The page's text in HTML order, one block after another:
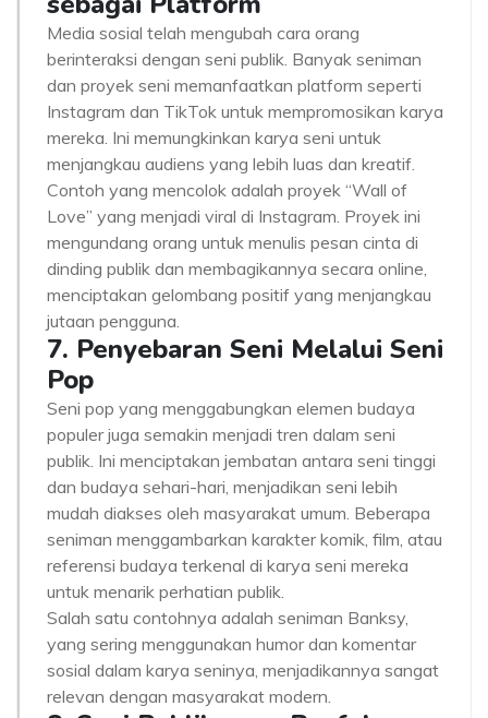
Media sosial telah mengubah cara orang
berinteraksi dengan seni publik. Banyak seniman
dan proyek seni memanfaatkan platform seperti
Instagram dan TikTok untuk mempromosikan karya
mereka. Ini memungkinkan karya seni untuk
menjangkau audiens yang lebih luas dan kreatif.
Contoh yang mencolok adalah proyek “Wall of
Love” yang menjadi viral di Instagram. Proyek ini
mengundang orang untuk menulis pesan cinta di
dinding publik dan membagikannya secara online,
menciptakan gelombang positif yang menjangkau
jutaan pengguna.
7. Penyebaran Seni Melalui Seni
Pop
Seni pop yang menggabungkan elemen budaya
populer juga semakin menjadi tren dalam seni
publik. Ini menciptakan jembatan antara seni tinggi
dan budaya sehari-hari, menjadikan seni lebih
mudah diakses oleh masyarakat umum. Beberapa
seniman menggambarkan karakter komik, film, atau
referensi budaya terkenal di karya seni mereka
untuk menarik perhatian publik.
Salah satu contohnya adalah seniman Banksy,
yang sering menggunakan humor dan komentar
sosial dalam karya seninya, menjadikannya sangat
relevan dengan masyarakat modern.